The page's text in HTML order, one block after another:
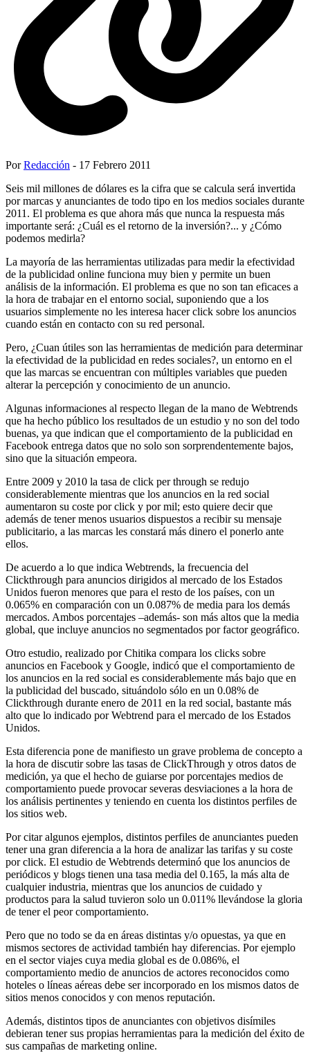
PorRedacción - 17 Febrero 2011
Seis mil millones de dólares es la cifra que se calcula será invertida
por marcas y anunciantes de todo tipo en los medios sociales durante
2011. El problema es que ahora más que nunca la respuesta más
importante será: ¿Cuál es el retorno de la inversión?... y ¿Cómo
podemos medirla?
La mayoría de las herramientas utilizadas para medir la efectividad
de la publicidad online funciona muy bien y permite un buen
análisis de la información. El problema es que no son tan eficaces a
la hora de trabajar en el entorno social, suponiendo que a los
usuarios simplemente no les interesa hacer click sobre los anuncios
cuando están en contacto con su red personal.
Pero, ¿Cuan útiles son las herramientas de medición para determinar
la efectividad de la publicidad en redes sociales?, un entorno en el
que las marcas se encuentran con múltiples variables que pueden
alterar la percepción y conocimiento de un anuncio.
Algunas informaciones al respecto llegan de la mano de Webtrends
que ha hecho público los resultados de un estudio y no son del todo
buenas, ya que indican que el comportamiento de la publicidad en
Facebook entrega datos que no solo son sorprendentemente bajos,
sino que la situación empeora.
Entre 2009 y 2010 la tasa de click per through se redujo
considerablemente mientras que los anuncios en la red social
aumentaron su coste por click y por mil; esto quiere decir que
además de tener menos usuarios dispuestos a recibir su mensaje
publicitario, a las marcas les constará más dinero el ponerlo ante
ellos.
De acuerdo a lo que indica Webtrends, la frecuencia del
Clickthrough para anuncios dirigidos al mercado de los Estados
Unidos fueron menores que para el resto de los países, con un
0.065% en comparación con un 0.087% de media para los demás
mercados. Ambos porcentajes –además- son más altos que la media
global, que incluye anuncios no segmentados por factor geográfico.
Otro estudio, realizado por Chitika compara los clicks sobre
anuncios en Facebook y Google, indicó que el comportamiento de
los anuncios en la red social es considerablemente más bajo que en
la publicidad del buscado, situándolo sólo en un 0.08% de
Clickthrough durante enero de 2011 en la red social, bastante más
alto que lo indicado por Webtrend para el mercado de los Estados
Unidos.
Esta diferencia pone de manifiesto un grave problema de concepto a
la hora de discutir sobre las tasas de ClickThrough y otros datos de
medición, ya que el hecho de guiarse por porcentajes medios de
comportamiento puede provocar severas desviaciones a la hora de
los análisis pertinentes y teniendo en cuenta los distintos perfiles de
los sitios web.
Por citar algunos ejemplos, distintos perfiles de anunciantes pueden
tener una gran diferencia a la hora de analizar las tarifas y su coste
por click. El estudio de Webtrends determinó que los anuncios de
periódicos y blogs tienen una tasa media del 0.165, la más alta de
cualquier industria, mientras que los anuncios de cuidado y
productos para la salud tuvieron solo un 0.011% llevándose la gloria
de tener el peor comportamiento.
Pero que no todo se da en áreas distintas y/o opuestas, ya que en
mismos sectores de actividad también hay diferencias. Por ejemplo
en el sector viajes cuya media global es de 0.086%, el
comportamiento medio de anuncios de actores reconocidos como
hoteles o líneas aéreas debe ser incorporado en los mismos datos de
sitios menos conocidos y con menos reputación.
Además, distintos tipos de anunciantes con objetivos disímiles
debieran tener sus propias herramientas para la medición del éxito de
sus campañas de marketing online.